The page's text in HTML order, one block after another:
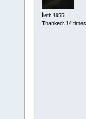
İleti: 1955
Thanked: 14 times